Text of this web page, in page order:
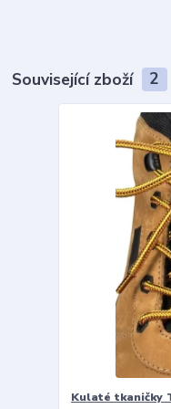
Související zboží 2
Kulaté tkaničky